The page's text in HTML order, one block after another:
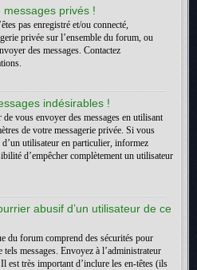
privés !
pas enregistré et/ou connecté,
privée sur l’ensemble du forum, ou
des messages. Contactez
indésirables !
vous envoyer des messages en utilisant
de votre messagerie privée. Si vous
utilisateur en particulier, informez
d’empêcher complètement un utilisateur
abusif d’un utilisateur de ce
du forum comprend des sécurités pour
messages. Envoyez à l’administrateur
est très important d’inclure les en-têtes (ils